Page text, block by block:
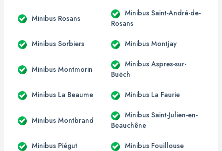
Minibus Rosans
Minibus Saint-André-de-
Rosans
Minibus Sorbiers Minibus Montjay
Minibus Montmorin
Minibus Aspres-sur-
Buëch
Minibus La Beaume Minibus La Faurie
Minibus Montbrand
Minibus Saint-Julien-en-
Beauchêne
Minibus Piégut Minibus Fouillouse